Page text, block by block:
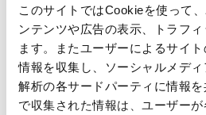
このサイトではCookieを使って
ンテンツや広告の表示、トラフ
ます。またユーザーによるサイ
情報を収集し、ソーシャルメデ
解析の各サードパーティに情報
で収集された情報は、ユーザー